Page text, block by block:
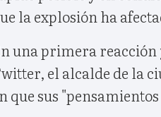
la explosión ha
una primera reacción
el alcalde de la
que sus